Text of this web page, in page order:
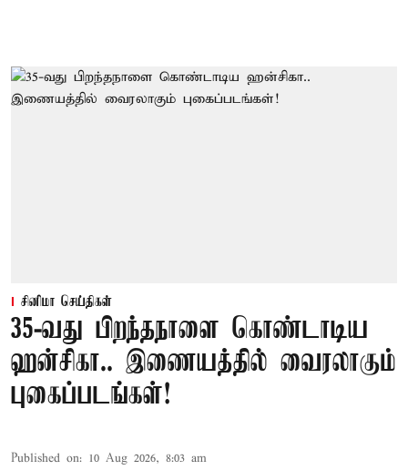
சினிமா செய்திகள்
35-வது பிறந்தநாளை கொண்டாடிய
ஹன்சிகா.. இணையத்தில் வைரலாகும்
புகைப்படங்கள்!
Published on: 10 Aug 2026, 8:03 am